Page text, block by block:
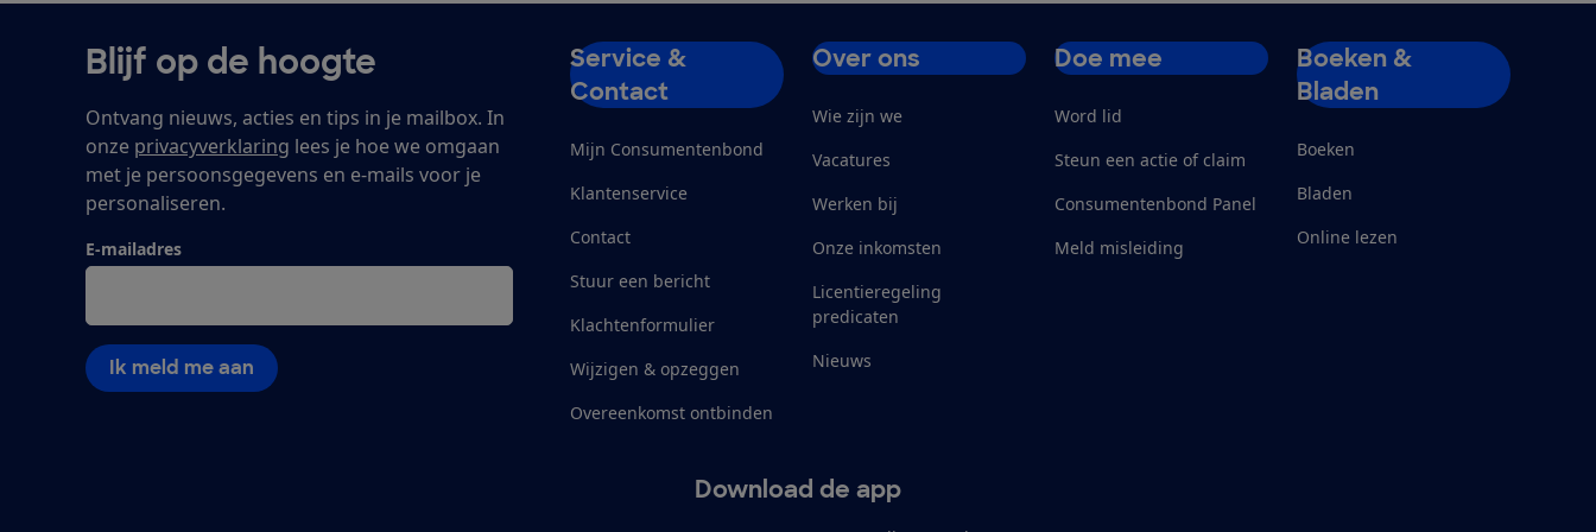
Blijf op de hoogte
Ontvang nieuws, acties en tips in je mailbox. In
onze privacyverklaring lees je hoe we omgaan
met je persoonsgegevens en e-mails voor je
personaliseren.
E-mailadres
Ik meld me aan
Service &
Contact
Mijn Consumentenbond
Klantenservice
Contact
Stuur een bericht
Klachtenformulier
Wijzigen & opzeggen
Overeenkomst ontbinden
Over ons
Wie zijn we
Vacatures
Werken bij
Onze inkomsten
Licentieregeling
predicaten
Nieuws
Doe mee
Word lid
Steun een actie of claim
Consumentenbond Panel
Meld misleiding
Boeken &
Bladen
Boeken
Bladen
Online lezen
Download de app